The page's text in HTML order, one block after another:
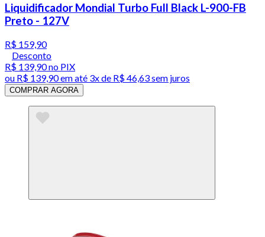
Liquidificador Mondial Turbo Full Black L-900-FB
Preto - 127V
R$ 159,90
Desconto
R$ 139,90no PIX
ou R$ 139,90em até 3x de R$ 46,63 sem juros
COMPRAR AGORA